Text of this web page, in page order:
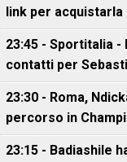
link per acquistarla
23:45 - Sportitalia
contatti per
23:30 - Roma,
percorso in
23:15 - Badiashile